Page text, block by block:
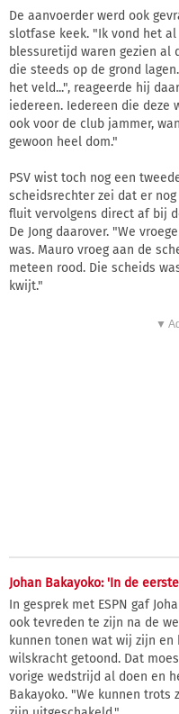
De aanvoerder werd ook
slotfase keek. "Ik vond het
blessuretijd waren gezien al
die steeds op de grond
het veld...", reageerde hij
iedereen. Iedereen die deze
ook voor de club jammer,
gewoon heel dom."
PSV wist toch nog een
scheidsrechter zei dat er
fluit vervolgens direct af bij
De Jong daarover. "We
was. Mauro vroeg aan de
meteen rood. Die scheids
kwijt."
▼
Johan Bakayoko: 'In de
In gesprek met ESPN gaf
ook tevreden te zijn na de
kunnen tonen wat wij zijn en
wilskracht getoond. Dat
vorige wedstrijd al doen en
Bakayoko. "We kunnen trots